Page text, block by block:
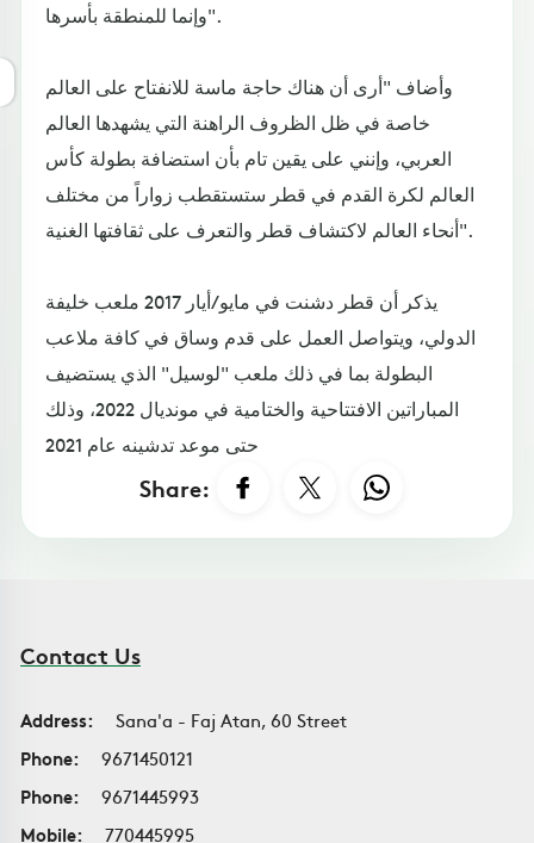
وإنما للمنطقة بأسرها".
وأضاف "أرى أن هناك حاجة ماسة للانفتاح على العالم
خاصة في ظل الظروف الراهنة التي يشهدها العالم
العربي، وإنني على يقين تام بأن استضافة بطولة كأس
العالم لكرة القدم في قطر ستستقطب زواراً من مختلف
أنحاء العالم لاكتشاف قطر والتعرف على ثقافتها الغنية".
يذكر أن قطر دشنت في مايو/أيار 2017 ملعب خليفة
الدولي، ويتواصل العمل على قدم وساق في كافة ملاعب
البطولة بما في ذلك ملعب "لوسيل" الذي يستضيف
المباراتين الافتتاحية والختامية في مونديال 2022، وذلك
حتى موعد تدشينه عام 2021
Share:
Contact Us
Address:
Sana'a - Faj Atan, 60 Street
Phone:
9671450121
Phone:
9671445993
Mobile:
770445995